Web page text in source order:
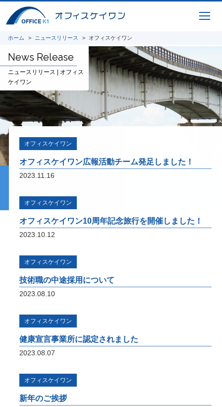
CIMコレクション
橋梁CIMシステムのコレクションシリーズ
用途別にまとめたお得なセットパッケージ
ICTサービス
完成パース、 CIM-PDF変換、点群データ、
AR / VR、自社プログラムを利用した設計図
将来の橋梁建設システムの生産性向上に貢献
オフィスケイワンが参画するコンソーシアム
ホーム ニュースリリース オフィスケイワン
News Release
ニュースリリース | オフィス
ケイワン
オフィスケイワン
オフィスケイワン広報活動チーム発足しました！
2023.11.16
オフィスケイワン
オフィスケイワン10周年記念旅行を開催しました！
2023.10.12
オフィスケイワン
技術職の中途採用について
2023.08.10
オフィスケイワン
健康宣言事業所に認定されました
2023.08.07
オフィスケイワン
新年のご挨拶